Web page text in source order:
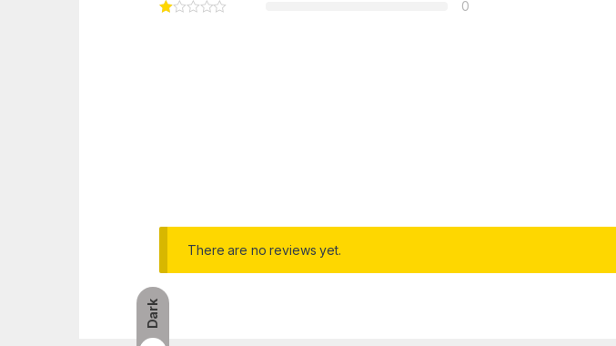
Dark
0
There are no reviews yet.